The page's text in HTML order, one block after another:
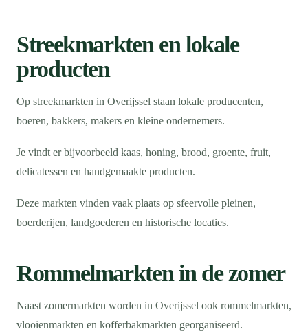
Streekmarkten en lokale
producten
Op streekmarkten in Overijssel staan lokale producenten,
boeren, bakkers, makers en kleine ondernemers.
Je vindt er bijvoorbeeld kaas, honing, brood, groente, fruit,
delicatessen en handgemaakte producten.
Deze markten vinden vaak plaats op sfeervolle pleinen,
boerderijen, landgoederen en historische locaties.
Rommelmarkten in de zomer
Naast zomermarkten worden in Overijssel ook rommelmarkten,
vlooienmarkten en kofferbakmarkten georganiseerd.